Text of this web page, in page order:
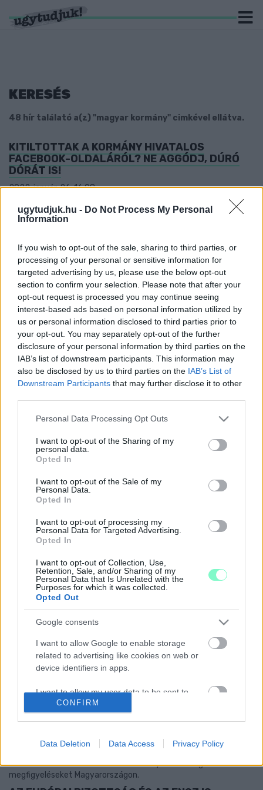
ugytudjuk.hu - Do Not Process My Personal
Information
If you wish to opt-out of the sale, sharing to third parties, or
processing of your personal or sensitive information for
targeted advertising by us, please use the below opt-out
section to confirm your selection. Please note that after your
opt-out request is processed you may continue seeing
interest-based ads based on personal information utilized by
us or personal information disclosed to third parties prior to
your opt-out. You may separately opt-out of the further
disclosure of your personal information by third parties on the
IAB’s list of downstream participants. This information may
also be disclosed by us to third parties on the IAB’s List of
Downstream Participants that may further disclose it to other
Please note that this website/app uses one or more Google
not limited to your visit or usage behaviour. You may click to
grant or deny consent to Google and its third-party tags to
use your data for below specified purposes in below Google
consent section.
Personal Data Processing Opt Outs
I want to opt-out of the Sharing of my
personal data.
Opted In
I want to opt-out of the Sale of my
Personal Data.
Opted In
I want to opt-out of processing my
Personal Data for Targeted Advertising.
Opted In
I want to opt-out of Collection, Use,
Retention, Sale, and/or Sharing of my
Personal Data that Is Unrelated with the
Purposes for which it was collected.
Opted Out
Google consents
I want to allow Google to enable storage
related to advertising like cookies on web or
device identifiers in apps.
I want to allow my user data to be sent to
Google for online advertising purposes.
personalized advertising.
I want to allow Google to enable storage
related to analytics like cookies on web or
CONFIRM
Data Deletion Data Access Privacy Policy
KERESÉS
48 hír találató a(z) "magyar kormány" cimkével ellátva.
KITILTOTTAK A KORMÁNY HIVATALOS
FACEBOOK-OLDALÁRÓL? NE AGGÓDJ, DÚRÓ
DÓRÁT IS!
2022. január. 26. 16:08
A Mi Hazánk elnökhelyettese egy oltásellenes kommenttel verte
ki a balhét.
2021. november. 23. 08:25
A főváros hónapok óta hiába várja a kormány 12 milliárd forintos
támogatását.
KOMOLY PÉNZBÍRSÁGRA SZÁMÍTHAT
MAGYARORSZÁG A MENEKÜLTÜGYI
SZABÁLYOK MIATT
2021. november. 12. 15:44
Nem tartotta be a kormány az uniós bíróság tavalyi ítéletét.
VÉGRE NYILVÁNOSSÁ VÁLT A KORMÁNY OLTÁSI
TERVE, AMIT CSAKNEM EGY ÉVE PRÓBÁLTAK
ELTITKOLNI
Egymás után indította a pereket a TASZ, most sikerrel jártak.
EDDIG MINTEGY 4,5 MILLIÁRD FORINTNYI
OLTÓANYAGOT AJÁNDÉKOZOTT EL A
KORMÁNY
Van pénz lóvéra...
SZIJJÁRTÓ: NINCS ABBAN SEMMI MEGLEPŐ, HA
A MAGYAR KORMÁNY KÉMSZOFTVERT
VÁSÁROL
2021. július. 27. 18:20
programokat.
ÉLŐBEN NÉZHETED, AHOGY EGY PROGRAM
AUTOMATIKUSAN TÖLTÖGETI A NEMZETI
KONZULTÁCIÓKAT
2021. július. 26. 11:04
VALÓBAN A MAGYAR ÁLLAM VÁSÁROLTA MEG
AZ IZRAELI KÉMPROGRAMOT
A szoftvert fejlesztő cég vizsgálatot indít az ügyben.
VARGA JUDIT: NE LEGYÜNK NEVETSÉGESEK,
ILYEN ESZKÖZÖKRE MINDEN ORSZÁGNAK
Pintér Sándor szerint azonban nem folytatnak illegális
megfigyeléseket Magyarországon.